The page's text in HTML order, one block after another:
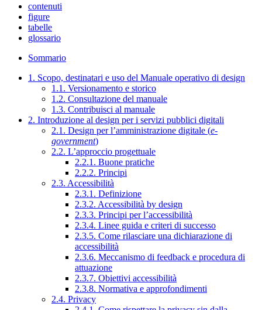
contenuti
figure
tabelle
glossario
Sommario
1. Scopo, destinatari e uso del Manuale operativo di design
1.1. Versionamento e storico
1.2. Consultazione del manuale
1.3. Contribuisci al manuale
2. Introduzione al design per i servizi pubblici digitali
2.1. Design per l’amministrazione digitale (e-
government)
2.2. L’approccio progettuale
2.2.1. Buone pratiche
2.2.2. Principi
2.3. Accessibilità
2.3.1. Definizione
2.3.2. Accessibilità by design
2.3.3. Principi per l’accessibilità
2.3.4. Linee guida e criteri di successo
2.3.5. Come rilasciare una dichiarazione di
accessibilità
2.3.6. Meccanismo di feedback e procedura di
attuazione
2.3.7. Obiettivi accessibilità
2.3.8. Normativa e approfondimenti
2.4. Privacy